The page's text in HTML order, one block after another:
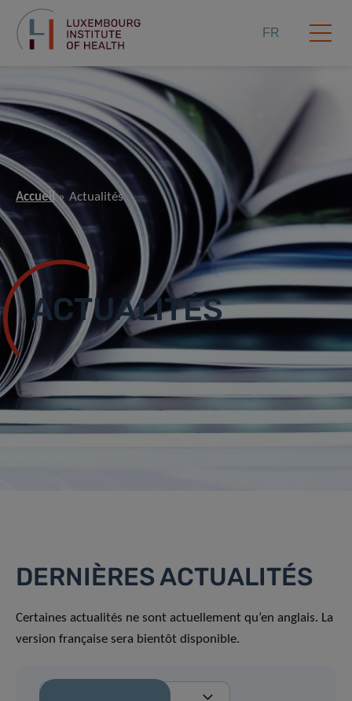
FR
Accueil Actualités
ACTUALITÉS
DERNIÈRES ACTUALITÉS
Certaines actualités ne sont actuellement qu’en anglais. La
version française sera bientôt disponible.